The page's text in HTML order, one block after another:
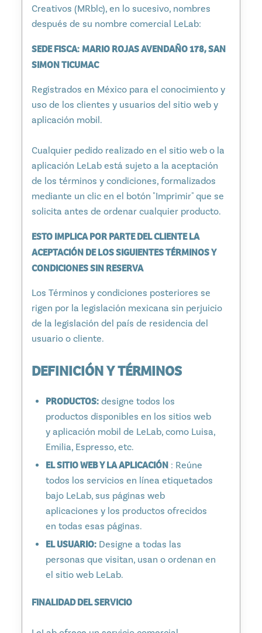
Creativos (MRblc), en lo sucesivo, nombres
después de su nombre comercial LeLab:
SEDE FISCA: MARIO ROJAS AVENDAÑO 178, SAN
SIMON TICUMAC
Registrados en México para el conocimiento y
uso de los clientes y usuarios del sitio web y
aplicación mobil.
Cualquier pedido realizado en el sitio web o la
aplicación LeLab está sujeto a la aceptación
de los términos y condiciones, formalizados
mediante un clic en el botón "Imprimir" que se
solicita antes de ordenar cualquier producto.
ESTO IMPLICA POR PARTE DEL CLIENTE LA
ACEPTACIÓN DE LOS SIGUIENTES TÉRMINOS Y
CONDICIONES SIN RESERVA
Los Términos y condiciones posteriores se
rigen por la legislación mexicana sin perjuicio
de la legislación del país de residencia del
usuario o cliente.
DEFINICIÓN Y TÉRMINOS
PRODUCTOS: designe todos los
productos disponibles en los sitios web
y aplicación mobil de LeLab, como Luisa,
Emilia, Espresso, etc.
EL SITIO WEB Y LA APLICACIÓN : Reúne
todos los servicios en línea etiquetados
bajo LeLab, sus páginas web
aplicaciones y los productos ofrecidos
en todas esas páginas.
EL USUARIO: Designe a todas las
personas que visitan, usan o ordenan en
el sitio web LeLab.
FINALIDAD DEL SERVICIO